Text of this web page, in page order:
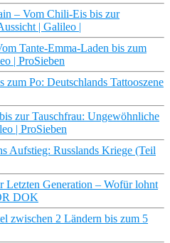
– Vom Chili-Eis bis zur
| Galileo |
Tante-Emma-Laden bis zum
| ProSieben
Po: Deutschlands Tattooszene
zur Tauschfrau: Ungewöhnliche
| ProSieben
Aufstieg: Russlands Kriege (Teil
Letzten Generation – Wofür lohnt
DOK
zwischen 2 Ländern bis zum 5